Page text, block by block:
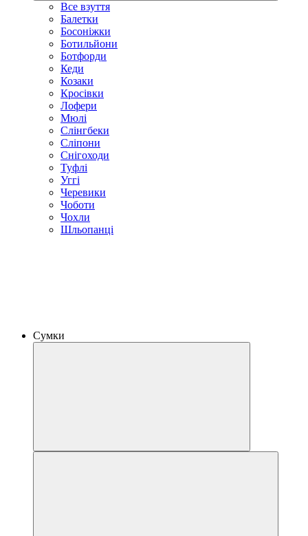
Все взуття
Балетки
Босоніжки
Ботильйони
Ботфорди
Кеди
Козаки
Кросівки
Лофери
Мюлі
Слінгбеки
Сліпони
Снігоходи
Туфлі
Уггі
Черевики
Чоботи
Чохли
Шльопанці
Сумки